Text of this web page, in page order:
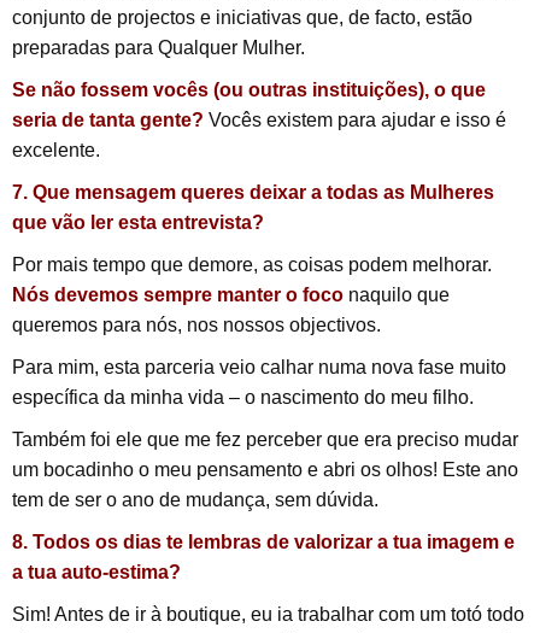
conjunto de projectos e iniciativas que, de facto, estão
preparadas para Qualquer Mulher.
Se não fossem vocês (ou outras instituições), o que
seria de tanta gente? Vocês existem para ajudar e isso é
excelente.
7. Que mensagem queres deixar a todas as Mulheres
que vão ler esta entrevista?
Por mais tempo que demore, as coisas podem melhorar.
Nós devemos sempre manter o foco naquilo que
queremos para nós, nos nossos objectivos.
Para mim, esta parceria veio calhar numa nova fase muito
específica da minha vida – o nascimento do meu filho.
Também foi ele que me fez perceber que era preciso mudar
um bocadinho o meu pensamento e abri os olhos! Este ano
tem de ser o ano de mudança, sem dúvida.
8. Todos os dias te lembras de valorizar a tua imagem e
a tua auto-estima?
Sim! Antes de ir à boutique, eu ia trabalhar com um totó todo